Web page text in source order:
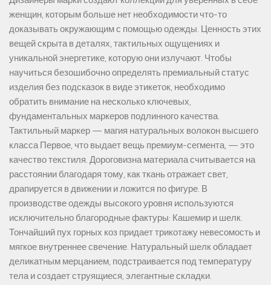
женщин, которым больше нет необходимости что-то
доказывать окружающим с помощью одежды. Ценность этих
вещей скрыта в деталях, тактильных ощущениях и
уникальной энергетике, которую они излучают. Чтобы
научиться безошибочно определять премиальный статус
изделия без подсказок в виде этикеток, необходимо
обратить внимание на несколько ключевых,
фундаментальных маркеров подлинного качества.
Тактильный маркер — магия натуральных волокон высшего
класса Первое, что выдает вещь премиум-сегмента, — это
качество текстиля. Дороговизна материала считывается на
расстоянии благодаря тому, как ткань отражает свет,
драпируется в движении и ложится по фигуре. В
производстве одежды высокого уровня используются
исключительно благородные фактуры: Кашемир и шелк.
Тончайший пух горных коз придает трикотажу невесомость и
мягкое внутреннее свечение. Натуральный шелк обладает
деликатным мерцанием, подстраивается под температуру
тела и создает струящиеся, элегантные складки.